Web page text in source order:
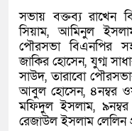
সভায় বক্তব্য রাখেন
সিয়াম, আমিনুল
পৌরসভা বিএনপির
জাকির হোসেন, যুগ্ম
সাউদ, তারাবো
আবুল হোসেন, ৪নম্বর
মফিদুল ইসলাম,
রেজাউল ইসলাম লেলিন